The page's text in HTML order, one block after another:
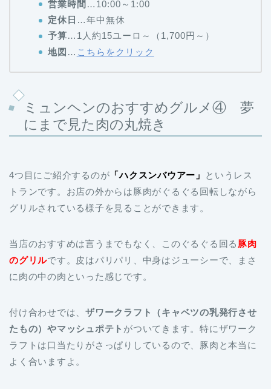
営業時間 …10:00～1:00
定休日 …年中無休
予算…1人約15ユーロ～（1,700円～）
地図 … こちらをクリック
ミュンヘンのおすすめグルメ④ 夢
にまで見た肉の丸焼き
4つ目にご紹介するのが 「ハクスンバウアー」
というレス
トランです。お店の外からは豚肉がぐるぐる回転しながら
グリルされている様子を見ることができます。
当店のおすすめは言うまでもなく、このぐるぐる回る 豚肉
のグリルです。皮はパリパリ、中身はジューシーで、まさ
に肉の中の肉といった感じです。
付け合わせでは、ザワークラフト（キャベツの乳発行させ
たもの）やマッシュポテト がついてきます。特にザワーク
ラフトは口当たりがさっぱりしているので、豚肉と本当に
よく合いますよ。